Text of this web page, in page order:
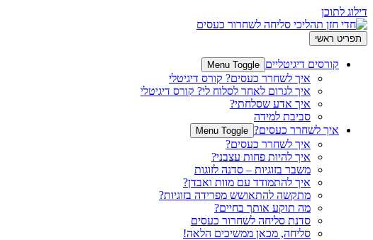
דילוג לתוכן
תפריט ראשי
קורסים דיגיטליים Menu Toggle
איך לשחרר כעסים? קורס דיגיטלי
איך לגרום לאחר לסלוח לי? קורס דיגיטלי
איך אדע שסלחתי?
סביבת למידה
איך לשחרר כעסים? Menu Toggle
איך לשחרר כעסים?
איך להיות פחות עצבני?
משבר בזוגיות – סדנה לזוגות
איך להתמודד עם מוות ואבדן?
מתקשה להתאושש מפרידה בזוגיות?
מה תוקע אותך בחיים?
סדנת סליחה לשחרור כעסים
סליחה, מכאן ממשיכים הלאה!